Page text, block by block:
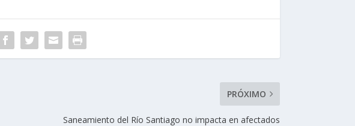
PRÓXIMO
Saneamiento del Río Santiago no impacta en afectados